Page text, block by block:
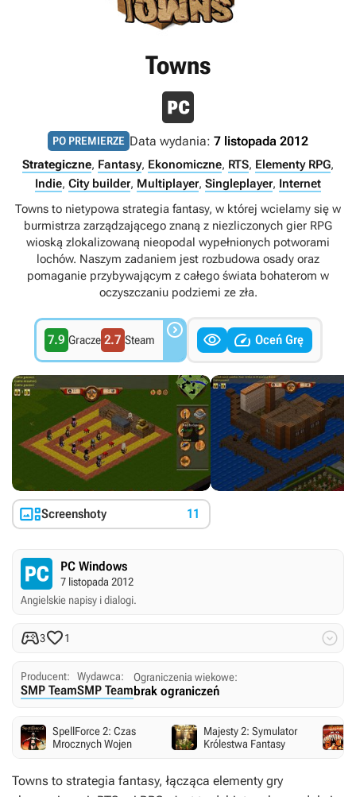
Towns
PO PREMIERZE Data wydania: 7 listopada 2012
Strategiczne, Fantasy, Ekonomiczne, RTS, Elementy RPG,
Indie, City builder, Multiplayer, Singleplayer, Internet
Towns to nietypowa strategia fantasy, w której wcielamy się w
burmistrza zarządzającego znaną z niezliczonych gier RPG
wioską zlokalizowaną nieopodal wypełnionych potworami
lochów. Naszym zadaniem jest rozbudowa osady oraz
pomaganie przybywającym z całego świata bohaterom w
oczyszczaniu podziemi ze zła.
7.9 Gracze 2.7 Steam    Oceń Grę
Screenshoty 11
PC Windows
7 listopada 2012
Angielskie napisy i dialogi.
31 
Producent:
SMP Team
Wydawca:
SMP Team
Ograniczenia wiekowe:
brak ograniczeń
SpellForce 2: Czas
Mrocznych Wojen
Majesty 2: Symulator
Królestwa Fantasy
Towns to strategia fantasy, łącząca elementy gry